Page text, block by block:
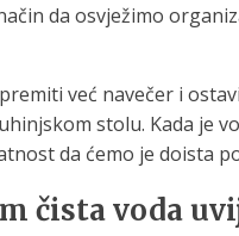
da osvježimo
već navečer i
stolu. Kada je
da ćemo je doista
čista voda